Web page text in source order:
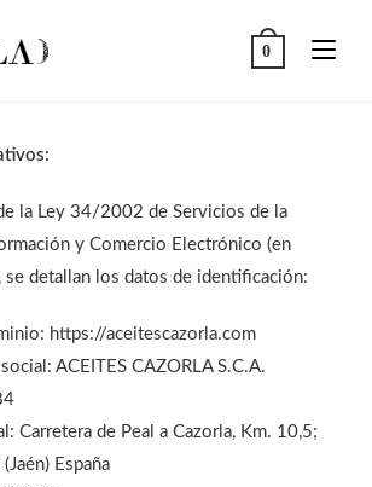
0
la Ley 34/2002 de Servicios de la
y Comercio Electrónico (en
se detallan los datos de identificación:
https://aceitescazorla.com
ACEITES CAZORLA S.C.A.
Carretera de Peal a Cazorla, Km. 10,5;
España